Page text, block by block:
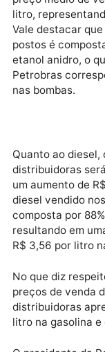
A Petrobras
ajuste nos
distribuidoras,
preço médio de
litro,
Vale destacar
etanol anidro,
nas bombas.
Quanto ao
distribuidoras
diesel vendido
composta por
resultando em
R$ 3,56 por